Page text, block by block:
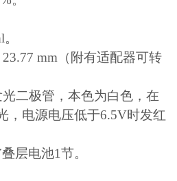
mm（附有适配器可转
二极管，本色为白色，在
，电源电压低于6.5V时发红
层电池1节。